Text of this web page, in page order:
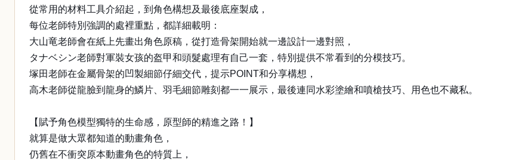
從常用的材料工具介紹起，到角色構想及最後底座製成，
每位老師特別強調的處裡重點，都詳細載明：
大山竜老師會在紙上先畫出角色原稿，從打造骨架開始就一邊設計一邊對照，
タナベシン老師對軍裝女孩的盔甲和頭髮處理有自己一套，特別提供不常看到的分模技巧。
塚田老師在金屬骨架的凹製細節仔細交代，提示POINT和分享構想，
高木老師從龍臉到龍身的鱗片、羽毛細節雕刻都一一展示，最後連同水彩塗繪和噴槍技巧、用色也不藏私。
【賦予角色模型獨特的生命感，原型師的精進之路！】
就算是做大眾都知道的動畫角色，
仍舊在不衝突原本動畫角色的特質上，